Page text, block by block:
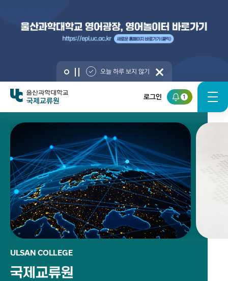
오늘 하루 보지 않기
로그인 1
국제교류원
ULSAN COLLEGE
국제교류원